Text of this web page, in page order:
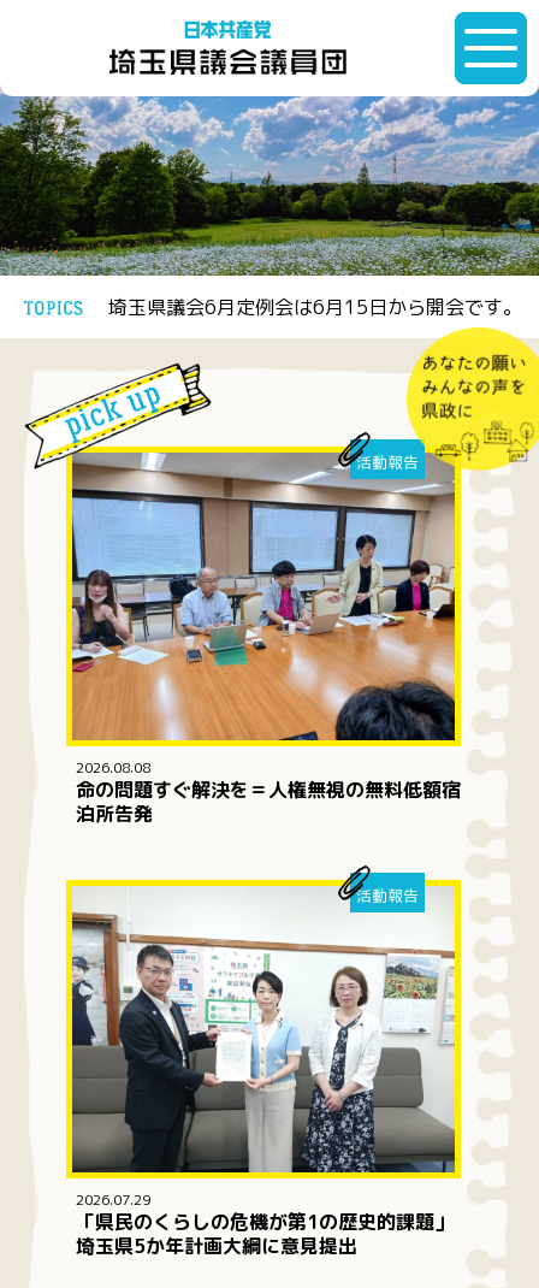
埼玉県議会6月定例会は6月15日から開会です。
活動報告
2026.08.08
命の問題すぐ解決を＝人権無視の無料低額宿
泊所告発
活動報告
2026.07.29
「県民のくらしの危機が第1の歴史的課題」
埼玉県5か年計画大綱に意見提出